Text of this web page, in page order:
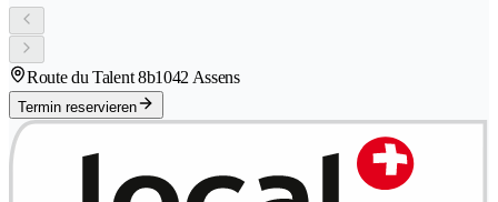
Route du Talent 8b1042 Assens
Termin reservieren